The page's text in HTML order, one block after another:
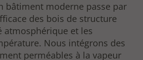
bâtiment moderne passe par
des bois de structure
et les
Nous intégrons des
perméables à la vapeur